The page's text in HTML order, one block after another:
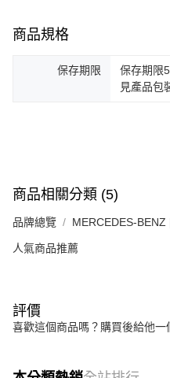
商品規格
保存期限
保存期限
見產品包
商品相關分類 (5)
品牌總覽 MERCEDES-BENZ
人氣商品推薦
評價
喜歡這個商品嗎？購買後給他一